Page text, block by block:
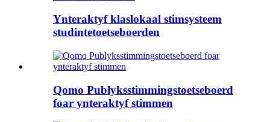
Ynteraktyf klaslokaal stimsysteem
studintetoetseboerden
Qomo Publyksstimmingstoetseboerd
foar ynteraktyf stimmen